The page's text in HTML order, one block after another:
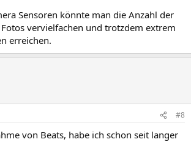
Sensoren könnte man die Anzahl der
vervielfachen und trotzdem extrem
erreichen.
#8
von Beats, habe ich schon seit langer